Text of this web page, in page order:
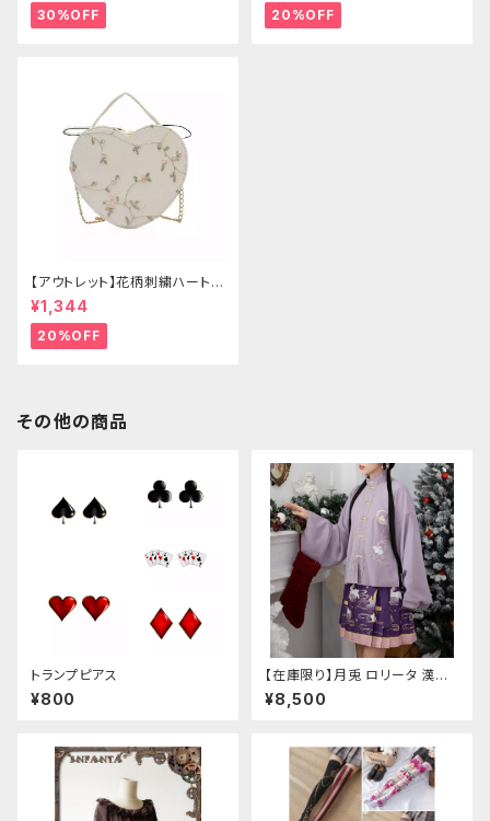
30%OFF
20%OFF
【アウトレット】花柄刺繍ハートバ
ッグ
¥1,344
20%OFF
その他の商品
トランプピアス
¥800
【在庫限り】月兎 ロリータ 漢服
ツーピース セットアップ チャイ
ナ風 華ロリ ロリィタ 刺繍 和柄
系 青文字系 ガーリー 大人可愛
い カジュアル ファッション 民族
風 コスプレ ロメルチェオ
¥8,500